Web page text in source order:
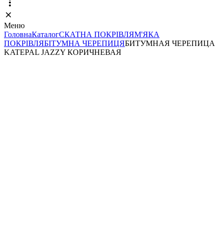
Меню
ГоловнаКаталогСКАТНА ПОКРІВЛЯМ'ЯКА
ПОКРІВЛЯБІТУМНА ЧЕРЕПИЦЯБИТУМНАЯ ЧЕРЕПИЦА
KATEPAL JAZZY КОРИЧНЕВАЯ